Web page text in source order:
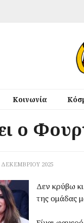
Κοινωνία
ο
ΔΕΚΕΜΒΡΙΟΥ 2025
Δεν κρύβω
της ομάδας